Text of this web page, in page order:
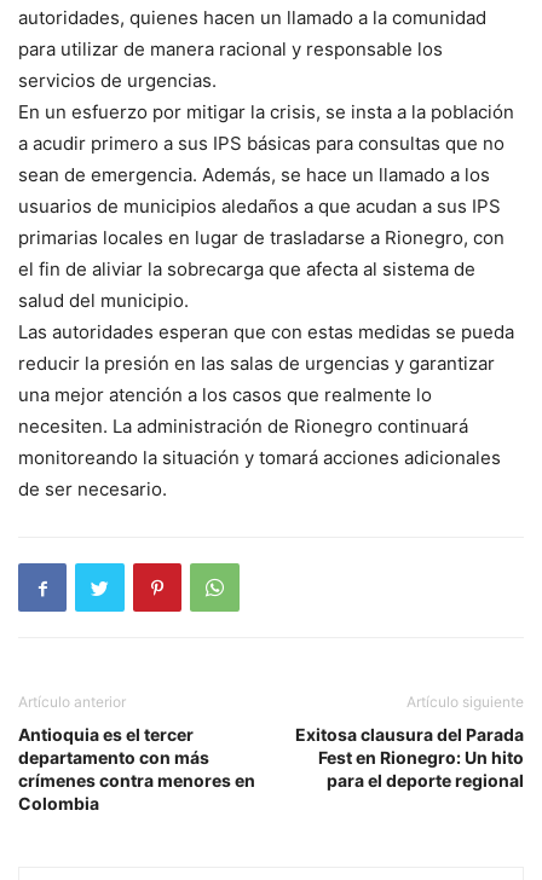
autoridades, quienes hacen un llamado a la comunidad
para utilizar de manera racional y responsable los
servicios de urgencias.
En un esfuerzo por mitigar la crisis, se insta a la población
a acudir primero a sus IPS básicas para consultas que no
sean de emergencia. Además, se hace un llamado a los
usuarios de municipios aledaños a que acudan a sus IPS
primarias locales en lugar de trasladarse a Rionegro, con
el fin de aliviar la sobrecarga que afecta al sistema de
salud del municipio.
Las autoridades esperan que con estas medidas se pueda
reducir la presión en las salas de urgencias y garantizar
una mejor atención a los casos que realmente lo
necesiten. La administración de Rionegro continuará
monitoreando la situación y tomará acciones adicionales
de ser necesario.
Artículo anterior
Antioquia es el tercer
departamento con más
crímenes contra menores en
Colombia
Artículo siguiente
Exitosa clausura del Parada
Fest en Rionegro: Un hito
para el deporte regional